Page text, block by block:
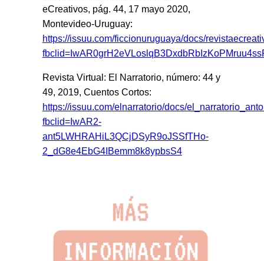
eCreativos, pág. 44, 17 mayo 2020,
Montevideo-Uruguay:
https://issuu.com/ficcionuruguaya/docs/
Revista Virtual: El Narratorio, número: 44 y
49, 2019, Cuentos Cortos:
https://issuu.com/elnarratorio/docs/
fbclid=IwAR2-
ant5LWHRAHiL3QCjDSyR9oJSSfTHo-
2_dG8e4EbG4IBemm8k8ypbsS4